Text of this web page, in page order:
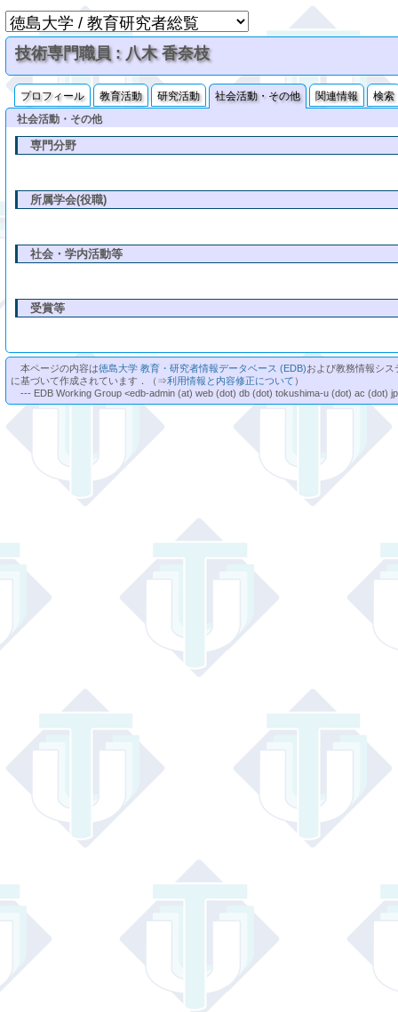
技術専門職員 : 八木 香奈枝
プロフィール 教育活動 研究活動 社会活動・その他 関連情報
検索
社会活動・その他
専門分野
所属学会(役職)
社会・学内活動等
受賞等
本ページの内容は徳島大学 教育・研究者情報データベース (EDB)および教務情報シ
に基づいて作成されています．（⇒利用情報と内容修正について ）
--- EDB Working Group <edb-admin (at) web (dot) db (dot) tokushima-u (dot) ac (dot)